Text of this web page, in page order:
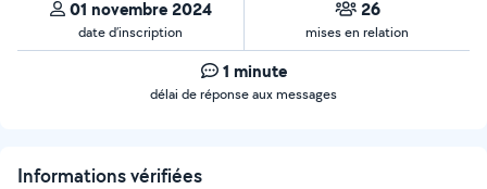
01 novembre 2024
date d’inscription
26
mises en relation
1 minute
délai de réponse aux messages
Informations vérifiées